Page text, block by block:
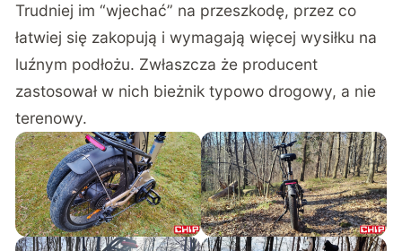
Trudniej im “wjechać” na przeszkodę, przez co
łatwiej się zakopują i wymagają więcej wysiłku na
luźnym podłożu. Zwłaszcza że producent
zastosował w nich bieżnik typowo drogowy, a nie
terenowy.